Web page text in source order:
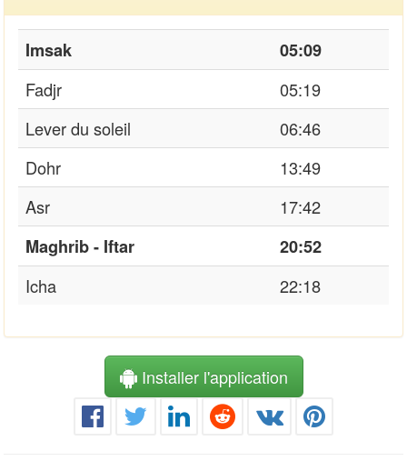
Imsak
05:09
Fadjr
05:19
Lever du soleil
06:46
Dohr
13:49
Asr
17:42
Maghrib - Iftar
20:52
Icha
22:18
Installer l'application